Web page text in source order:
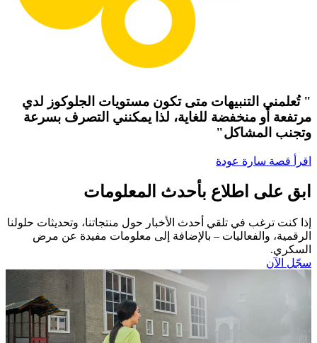
" تُعلمني التنبيهات متى تكون مستويات الجلوكوز لدي
مرتفعة أو منخفضة للغاية، لذا يمكنني التصرف بسرعة
وتجنب المشاكل"
اقرأ قصة سارة عودة
ابق على اطلاع بأحدث المعلومات
إذا كنت ترغب في تلقي أحدث الأخبار حول منتجاتنا، وتحديثات حلولنا
الرقمية، والفعاليات – بالإضافة إلى معلومات مفيدة عن مرض
السكري.​
سجّل الآن​